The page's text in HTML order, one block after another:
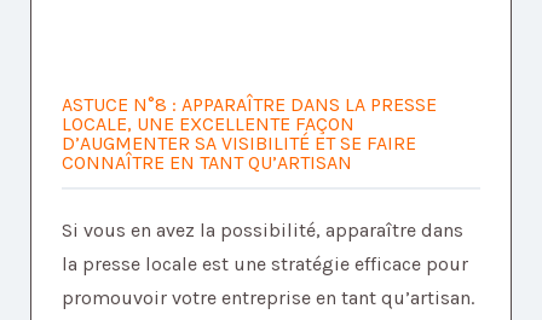
ASTUCE N°8 : APPARAÎTRE DANS LA PRESSE
LOCALE, UNE EXCELLENTE FAÇON
D’AUGMENTER SA VISIBILITÉ ET SE FAIRE
CONNAÎTRE EN TANT QU’ARTISAN
Si vous en avez la possibilité, apparaître dans
la presse locale est une stratégie efficace pour
promouvoir votre entreprise en tant qu’artisan.